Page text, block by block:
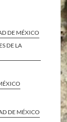
DE MÉXICO
DE LA
DE MÉXICO